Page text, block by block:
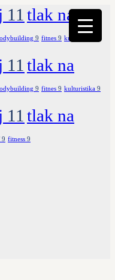
11 tlak na
9 fitnes 9 kulturistika
11 tlak na
9 fitnes 9 kulturistika 9
11 tlak na
9 fitness 9